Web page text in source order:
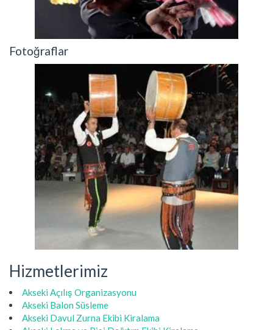
Fotoğraflar
Hizmetlerimiz
Akseki Açılış Organizasyonu
Akseki Balon Süsleme
Akseki Davul Zurna Ekibi Kiralama